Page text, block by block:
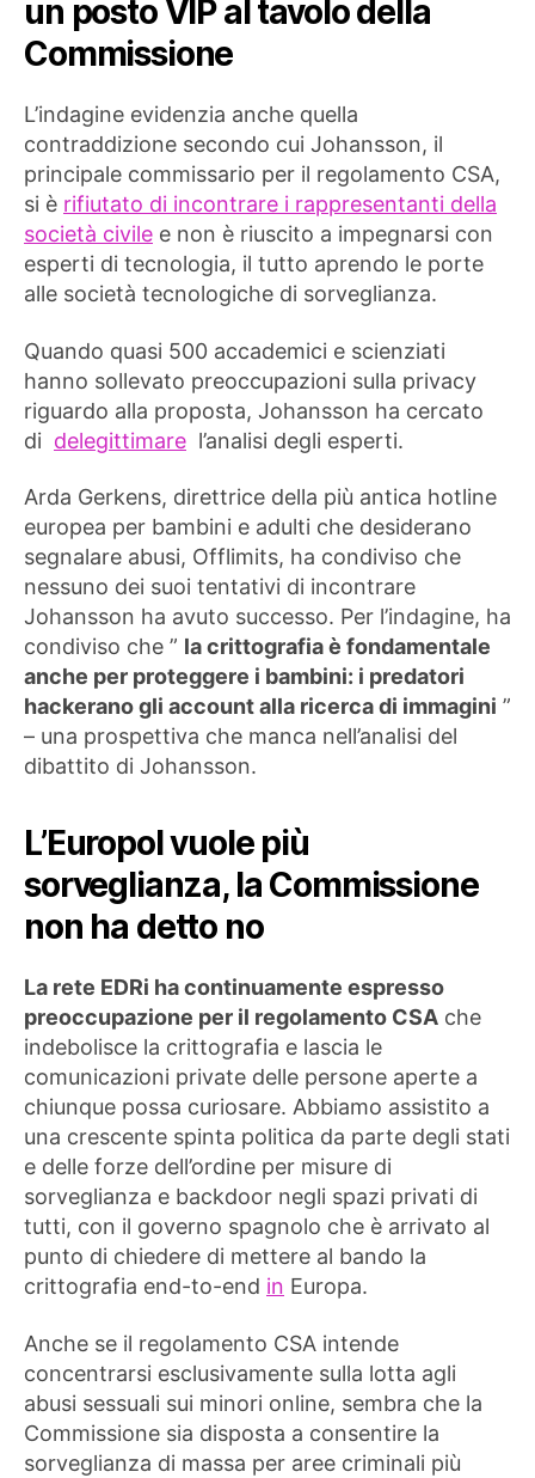
un posto VIP al tavolo della
Commissione
L’indagine evidenzia anche quella
contraddizione secondo cui Johansson, il
principale commissario per il regolamento CSA,
si è rifiutato di incontrare i rappresentanti della
società civile e non è riuscito a impegnarsi con
esperti di tecnologia, il tutto aprendo le porte
alle società tecnologiche di sorveglianza.
Quando quasi 500 accademici e scienziati
hanno sollevato preoccupazioni sulla privacy
riguardo alla proposta, Johansson ha cercato
di delegittimare l’analisi degli esperti.
Arda Gerkens, direttrice della più antica hotline
europea per bambini e adulti che desiderano
segnalare abusi, Offlimits, ha condiviso che
nessuno dei suoi tentativi di incontrare
Johansson ha avuto successo. Per l’indagine, ha
condiviso che ” la crittografia è fondamentale
anche per proteggere i bambini: i predatori
hackerano gli account alla ricerca di immagini ”
– una prospettiva che manca nell’analisi del
dibattito di Johansson.
L’Europol vuole più
sorveglianza, la Commissione
non ha detto no
La rete EDRi ha continuamente espresso
preoccupazione per il regolamento CSA che
indebolisce la crittografia e lascia le
comunicazioni private delle persone aperte a
chiunque possa curiosare. Abbiamo assistito a
una crescente spinta politica da parte degli stati
e delle forze dell’ordine per misure di
sorveglianza e backdoor negli spazi privati ​​di
tutti, con il governo spagnolo che è arrivato al
punto di chiedere di mettere al bando la
crittografia end-to-end in Europa.
Anche se il regolamento CSA intende
concentrarsi esclusivamente sulla lotta agli
abusi sessuali sui minori online, sembra che la
Commissione sia disposta a consentire la
sorveglianza di massa per aree criminali più